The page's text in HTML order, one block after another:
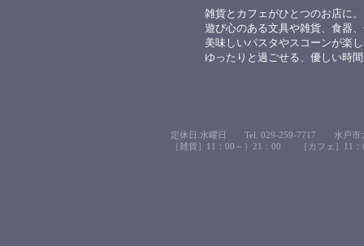
雑貨とカフェがひとつのお店に。
遊び心のある文具や雑貨、食器
美味しいパスタやスコーンが楽
ゆったりと過ごせる、優しい時
定休日.水曜日 Tel. 029-259-7717 水戸市
［雑貨］11：00～）21：00 ［カフェ］11：